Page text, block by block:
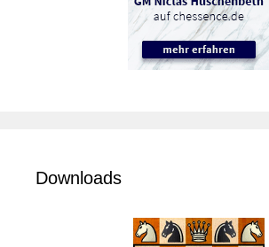
Downloads